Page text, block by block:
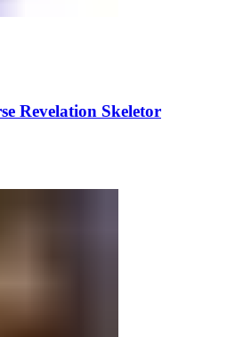
Revelation Skeletor